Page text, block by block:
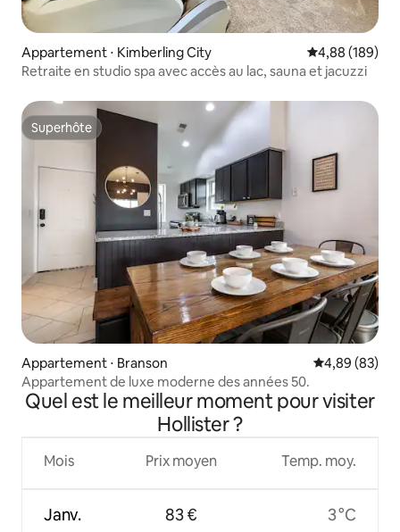
Appartement ⋅ Kimberling City Évaluation
4,88 (189)
Retraite en studio spa avec accès au lac, sauna et jacuzzi
Superhôte
Superhôte
Appartement ⋅ Branson Évaluation
4,89 (83)
Appartement de luxe moderne des années 50.
Quel est le meilleur moment pour visiter
Hollister ?
Mois
Janv.
Prix moyen
83 €
Temp. moy.
3 °C